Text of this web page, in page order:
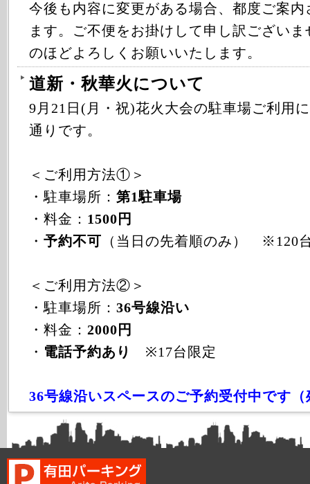
今後も内容に変更がある場合、都度ご案
ます。ご不便をお掛けして申し訳ござい
のほどよろしくお願いいたします。
道新・秋華火について
9月21日(月・祝)花火大会の駐車場ご利用
通りです。
＜ご利用方法①＞
・駐車場所： 第1駐車場
・料金： 1500円
・ 予約不可 （当日の先着順のみ） ※120
＜ご利用方法②＞
・駐車場所： 36号線沿い
・料金： 2000円
・ 電話予約あり ※17台限定
36号線沿いスペースのご予約受付中です